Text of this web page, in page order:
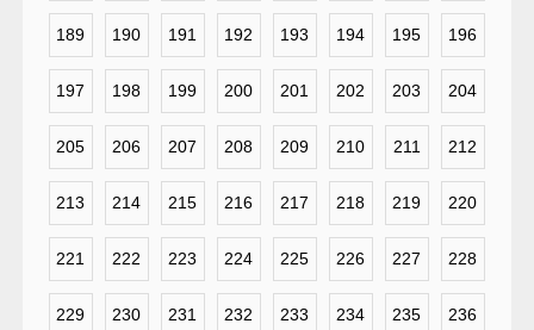
189 190 191 192 193 194 195 196
197 198 199 200 201 202 203 204
205 206 207 208 209 210 211 212
213 214 215 216 217 218 219 220
221 222 223 224 225 226 227 228
229 230 231 232 233 234 235 236